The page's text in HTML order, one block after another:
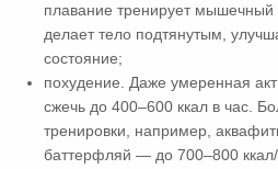
плавание тренирует мышечный
делает тело подтянутым,
состояние;
похудение. Даже умеренная
сжечь до 400–600 ккал в час.
тренировки, например,
баттерфляй — до 700–800